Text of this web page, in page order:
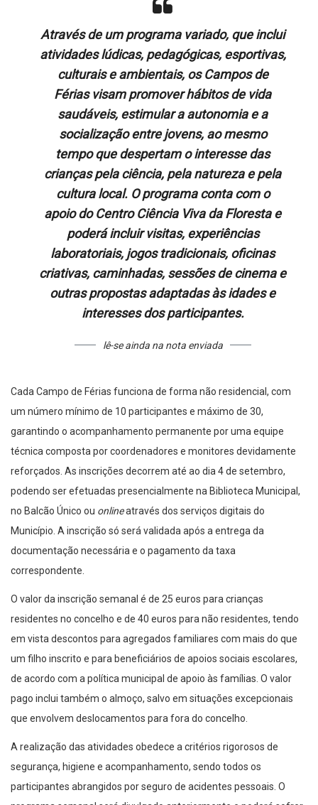
Através de um programa variado, que inclui
atividades lúdicas, pedagógicas, esportivas,
culturais e ambientais, os Campos de
Férias visam promover hábitos de vida
saudáveis, estimular a autonomia e a
socialização entre jovens, ao mesmo
tempo que despertam o interesse das
crianças pela ciência, pela natureza e pela
cultura local. O programa conta com o
apoio do Centro Ciência Viva da Floresta e
poderá incluir visitas, experiências
laboratoriais, jogos tradicionais, oficinas
criativas, caminhadas, sessões de cinema e
outras propostas adaptadas às idades e
interesses dos participantes.
lê-se ainda na nota enviada
Cada Campo de Férias funciona de forma não residencial, com
um número mínimo de 10 participantes e máximo de 30,
garantindo o acompanhamento permanente por uma equipe
técnica composta por coordenadores e monitores devidamente
reforçados. As inscrições decorrem até ao dia 4 de setembro,
podendo ser efetuadas presencialmente na Biblioteca Municipal,
no Balcão Único ou onlineatravés dos serviços digitais do
Município. A inscrição só será validada após a entrega da
documentação necessária e o pagamento da taxa
correspondente.
O valor da inscrição semanal é de 25 euros para crianças
residentes no concelho e de 40 euros para não residentes, tendo
em vista descontos para agregados familiares com mais do que
um filho inscrito e para beneficiários de apoios sociais escolares,
de acordo com a política municipal de apoio às famílias. O valor
pago inclui também o almoço, salvo em situações excepcionais
que envolvem deslocamentos para fora do concelho.
A realização das atividades obedece a critérios rigorosos de
segurança, higiene e acompanhamento, sendo todos os
participantes abrangidos por seguro de acidentes pessoais. O